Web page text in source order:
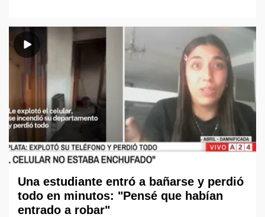
Una estudiante entró a bañarse y perdió
todo en minutos: "Pensé que habían
entrado a robar"